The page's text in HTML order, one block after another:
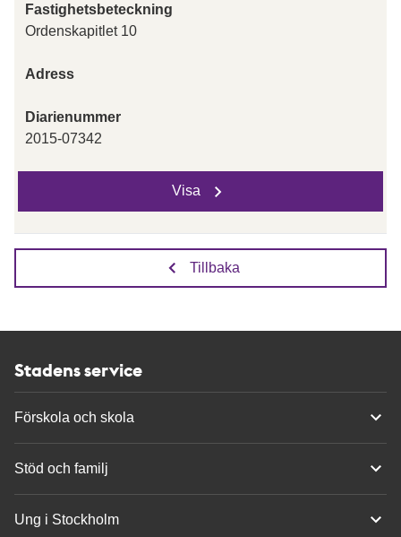
Fastighetsbeteckning
Ordenskapitlet 10
Adress
Diarienummer
2015-07342
Visa
Tillbaka
Stadens service
Förskola och skola
Stöd och familj
Ung i Stockholm